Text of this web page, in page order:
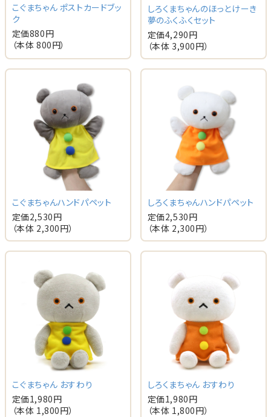
こぐまちゃん ポストカードブッ
ク
定価880円
（本体 800円）
しろくまちゃんのほっとけーき
夢のふくふくセット
定価4,290円
（本体 3,900円）
こぐまちゃんハンドパペット
定価2,530円
（本体 2,300円）
しろくまちゃんハンドパペット
定価2,530円
（本体 2,300円）
こぐまちゃん おすわり
定価1,980円
（本体 1,800円）
しろくまちゃん おすわり
定価1,980円
（本体 1,800円）